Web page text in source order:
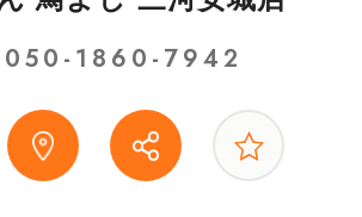
050-1860-7942